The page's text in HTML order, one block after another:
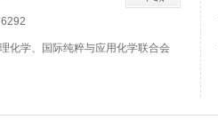
化学、国际纯粹与应用化学联合会